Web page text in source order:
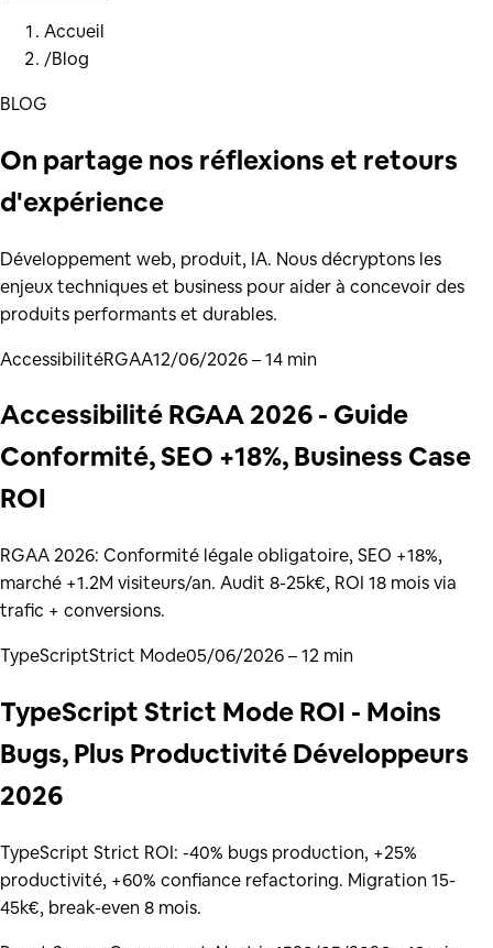
Accueil
/Blog
BLOG
On partage nos réflexionset retours
d'expérience
Développement web, produit, IA. Nous décryptons les
enjeux techniques et business pour aider à concevoir des
produits performants et durables.
AccessibilitéRGAA12/06/2026– 14 min
Accessibilité RGAA 2026 - Guide
Conformité, SEO +18%, Business Case
ROI
RGAA 2026: Conformité légale obligatoire, SEO +18%,
marché +1.2M visiteurs/an. Audit 8-25k€, ROI 18 mois via
trafic + conversions.
TypeScriptStrict Mode05/06/2026– 12 min
TypeScript Strict Mode ROI - Moins
Bugs, Plus Productivité Développeurs
2026
TypeScript Strict ROI: -40% bugs production, +25%
productivité, +60% confiance refactoring. Migration 15-
45k€, break-even 8 mois.